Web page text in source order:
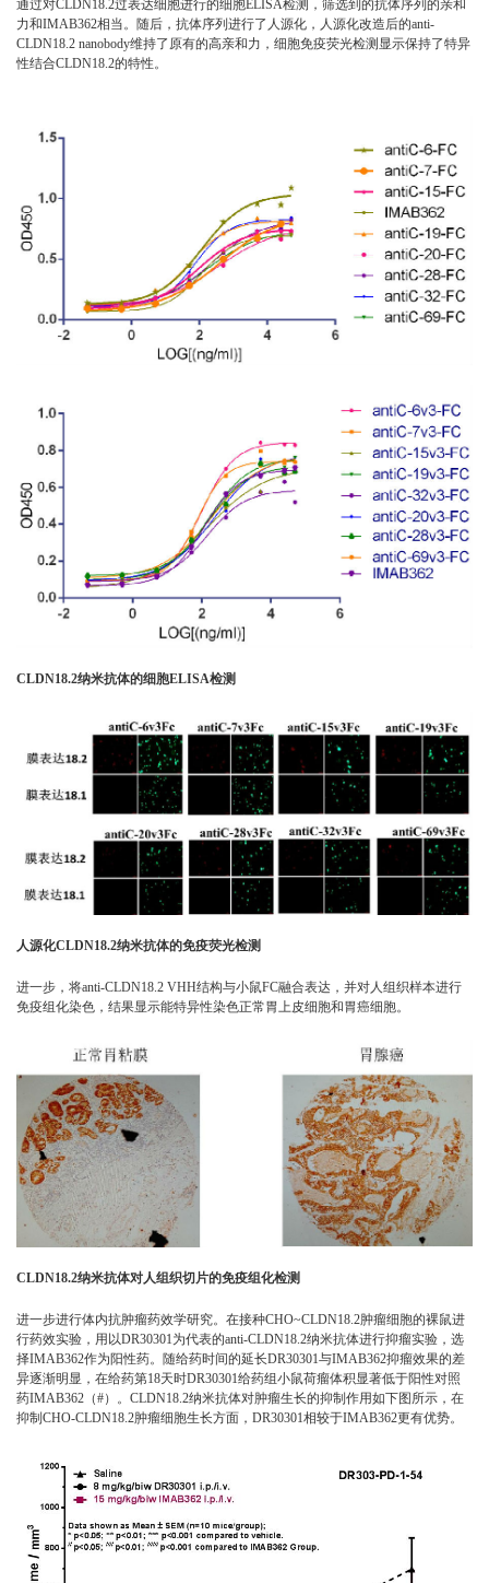
通过对CLDN18.2过表达细胞进行的细胞ELISA检测，筛选到的抗体序列的亲和
力和IMAB362相当。随后，抗体序列进行了人源化，人源化改造后的anti-
CLDN18.2 nanobody维持了原有的高亲和力，细胞免疫荧光检测显示保持了特异
性结合CLDN18.2的特性。
CLDN18.2纳米抗体的细胞ELISA检测
人源化CLDN18.2纳米抗体的免疫荧光检测
进一步，将anti-CLDN18.2 VHH结构与小鼠FC融合表达，并对人组织样本进行
免疫组化染色，结果显示能特异性染色正常胃上皮细胞和胃癌细胞。
CLDN18.2纳米抗体对人组织切片的免疫组化检测
进一步进行体内抗肿瘤药效学研究。在接种CHO~CLDN18.2肿瘤细胞的裸鼠进
行药效实验，用以DR30301为代表的anti-CLDN18.2纳米抗体进行抑瘤实验，选
择IMAB362作为阳性药。随给药时间的延长DR30301与IMAB362抑瘤效果的差
异逐渐明显，在给药第18天时DR30301给药组小鼠荷瘤体积显著低于阳性对照
药IMAB362（#）。CLDN18.2纳米抗体对肿瘤生长的抑制作用如下图所示，在
抑制CHO-CLDN18.2肿瘤细胞生长方面，DR30301相较于IMAB362更有优势。